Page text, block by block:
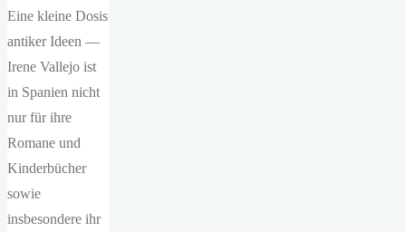
Eine kleine Dosis
antiker Ideen —
Irene Vallejo ist
in Spanien nicht
nur für ihre
Romane und
Kinderbücher
sowie
insbesondere ihr